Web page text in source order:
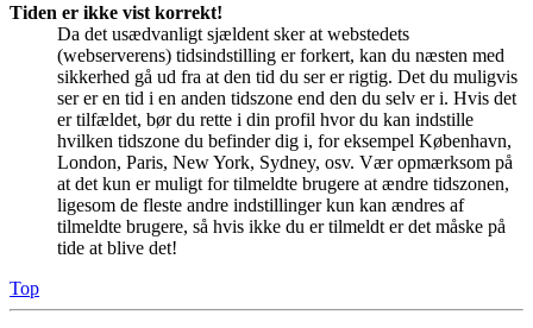
Tiden er ikke vist korrekt!
Da det usædvanligt sjældent sker at webstedets
(webserverens) tidsindstilling er forkert, kan du næsten med
sikkerhed gå ud fra at den tid du ser er rigtig. Det du muligvis
ser er en tid i en anden tidszone end den du selv er i. Hvis det
er tilfældet, bør du rette i din profil hvor du kan indstille
hvilken tidszone du befinder dig i, for eksempel København,
London, Paris, New York, Sydney, osv. Vær opmærksom på
at det kun er muligt for tilmeldte brugere at ændre tidszonen,
ligesom de fleste andre indstillinger kun kan ændres af
tilmeldte brugere, så hvis ikke du er tilmeldt er det måske på
tide at blive det!
Top